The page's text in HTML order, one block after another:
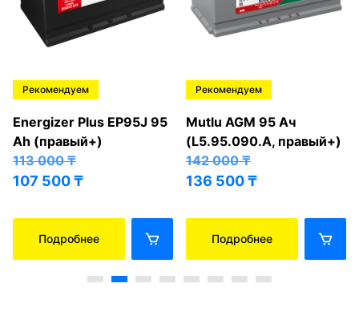
Рекомендуем
Energizer Plus EP95J 95
Ah (правый+)
113 000₸
107 500₸
Подробнее
Рекомендуем
Mutlu AGM 95 Ач
(L5.95.090.A, правый+)
142 000₸
136 500₸
Подробнее